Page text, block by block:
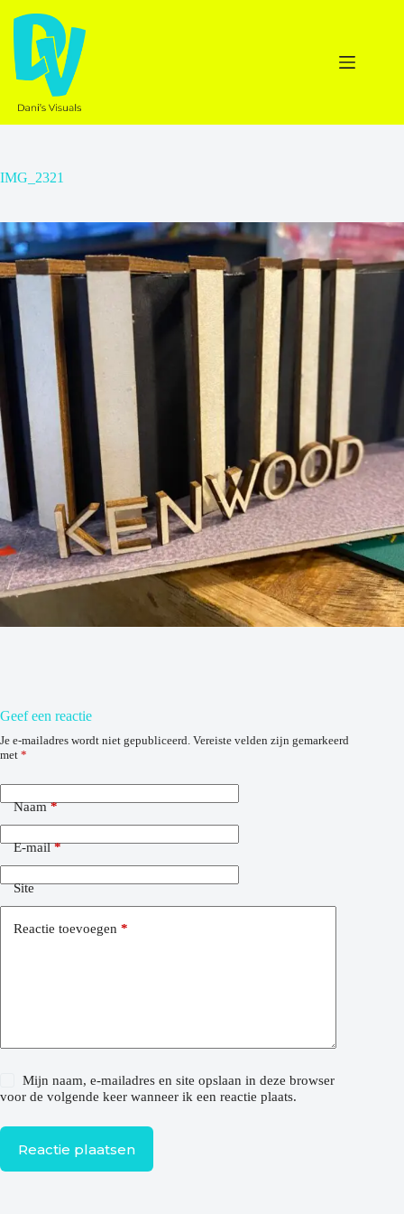
naar
inhoud
IMG_2321
Geef een reactie
Je e-mailadres wordt niet gepubliceerd. Vereiste velden zijn gemarkeerd
met *
Naam*
E-mail*
Site
Reactie toevoegen *
Mijn naam, e-mailadres en site opslaan in deze browser
voor de volgende keer wanneer ik een reactie plaats.
Reactie plaatsen